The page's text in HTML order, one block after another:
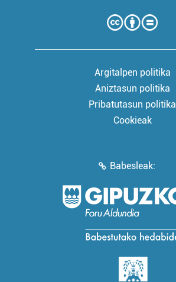
Argitalpen politika
Aniztasun politika
Pribatutasun politika
Cookieak
Babesleak: